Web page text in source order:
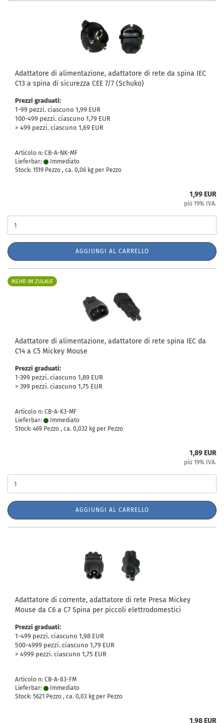
Adattatore di alimentazione, adattatore di rete da spina IEC
C13 a spina di sicurezza CEE 7/7 (Schuko)
Prezzi graduati:
1-99 pezzi. ciascuno 1,99 EUR
100-499 pezzi. ciascuno 1,79 EUR
> 499 pezzi. ciascuno 1,69 EUR
Articolo n: CB-A-NK-MF
Lieferbar:
Immediato
Stock: 1519 Pezzo , ca. 0,06 kg per Pezzo
1,99 EUR
più 19% IVA.
AGGIUNGI AL CARRELLO
MEHR IM ZULAUF
Adattatore di alimentazione, adattatore di rete spina IEC da
C14 a C5 Mickey Mouse
Prezzi graduati:
1-399 pezzi. ciascuno 1,89 EUR
> 399 pezzi. ciascuno 1,75 EUR
Articolo n: CB-A-K3-MF
Lieferbar:
Immediato
Stock: 469 Pezzo , ca. 0,032 kg per Pezzo
1,89 EUR
più 19% IVA.
AGGIUNGI AL CARRELLO
Adattatore di corrente, adattatore di rete Presa Mickey
Mouse da C6 a C7 Spina per piccoli elettrodomestici
Prezzi graduati:
1-499 pezzi. ciascuno 1,98 EUR
500-4999 pezzi. ciascuno 1,79 EUR
> 4999 pezzi. ciascuno 1,75 EUR
Articolo n: CB-A-83-FM
Lieferbar:
Immediato
Stock: 5621 Pezzo , ca. 0,03 kg per Pezzo
1,98 EUR